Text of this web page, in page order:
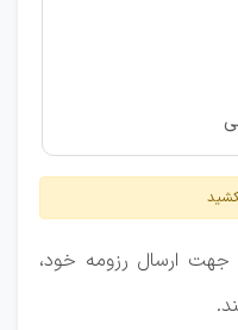
جهت ارسال رزومه خود،